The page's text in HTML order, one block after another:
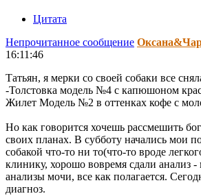
Цитата
Непрочитанное сообщение
16:11:46
Татьян, я мерки со своей собаки все
-Толстовка модель №4 с капюшоном
Жилет Модель №2 в оттенках кофе с
Но как говорится хочешь рассмешить
своих планах. В субботу начались мои
собакой что-то ни то(что-то вроде
клинику, хорошо вовремя сдали анализ -
анализы мочи, все как полагается.
диагноз.